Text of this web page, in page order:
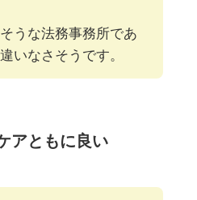
うな法務事務所であ
いなさそうです。
アともに良い